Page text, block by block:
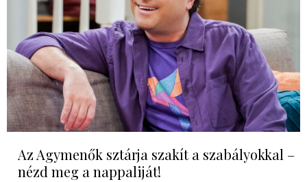
Az Agymenők sztárja szakít a szabályokkal –
nézd meg a nappaliját!